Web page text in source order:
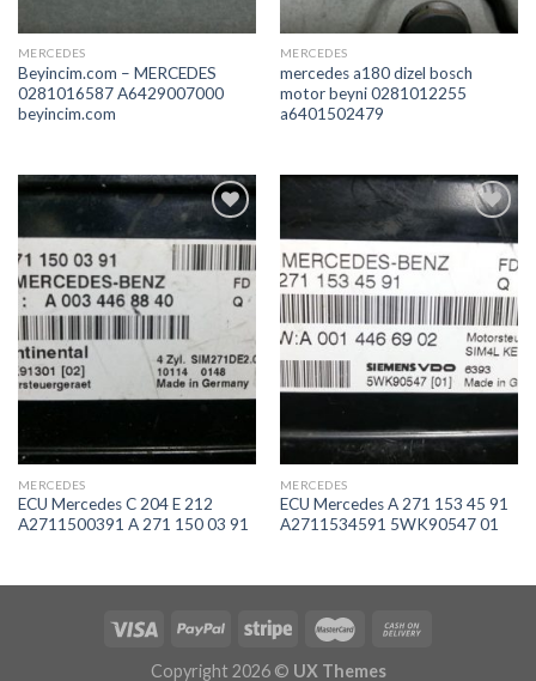
MERCEDES
Beyincim.com – MERCEDES
0281016587 A6429007000
beyincim.com
MERCEDES
mercedes a180 dizel bosch
motor beyni 0281012255
a6401502479
İstek
Listeme
MERCEDES
ECU Mercedes C 204 E 212
A2711500391 A 271 150 03 91
Listeme
Ekle
MERCEDES
ECU Mercedes A 271 153 45 91
A2711534591 5WK90547 01
Copyright 2026 © UX Themes